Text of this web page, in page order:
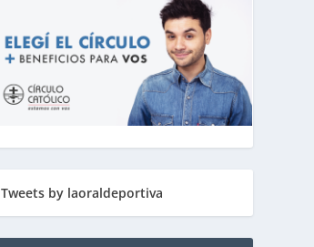
Tweets by laoraldeportiva